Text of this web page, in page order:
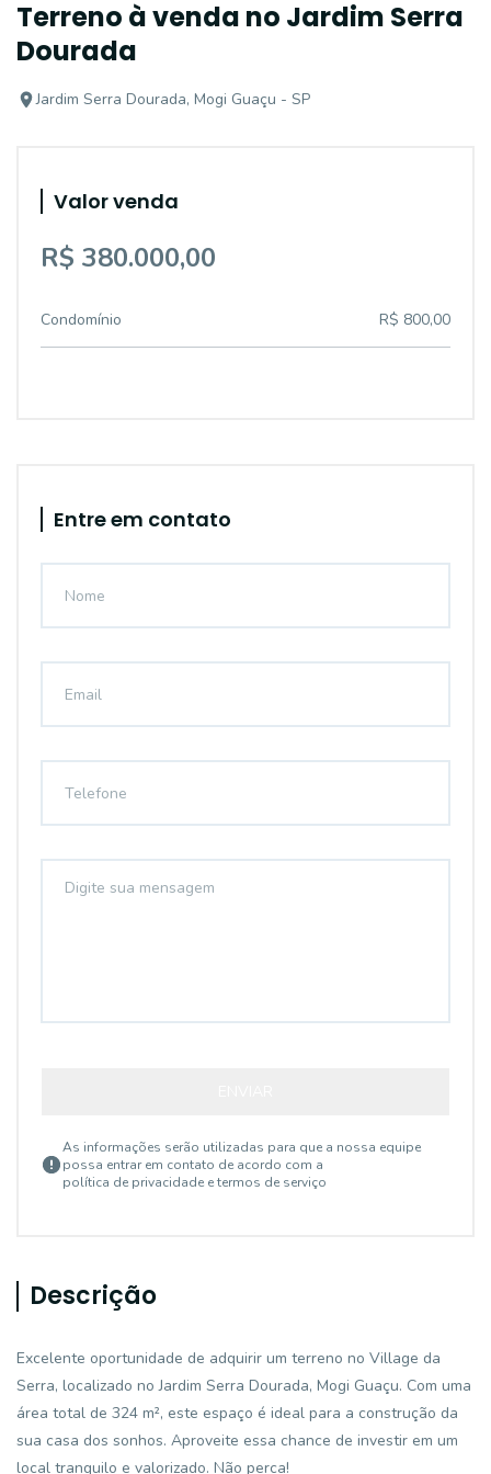
Terreno à venda no Jardim Serra
Dourada
Jardim Serra Dourada, Mogi Guaçu - SP
Valor venda
R$ 380.000,00
Condomínio R$ 800,00
Entre em contato
As informações serão utilizadas para que a nossa equipe
possa entrar em contato de acordo com a
política de privacidade e termos de serviço
Descrição
Excelente oportunidade de adquirir um terreno no Village da
Serra, localizado no Jardim Serra Dourada, Mogi Guaçu. Com uma
área total de 324 m², este espaço é ideal para a construção da
sua casa dos sonhos. Aproveite essa chance de investir em um
local tranquilo e valorizado. Não perca!